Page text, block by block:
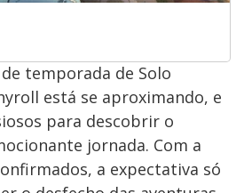
temporada de Solo
está se aproximando, e
para descobrir o
jornada. Com a
a expectativa só